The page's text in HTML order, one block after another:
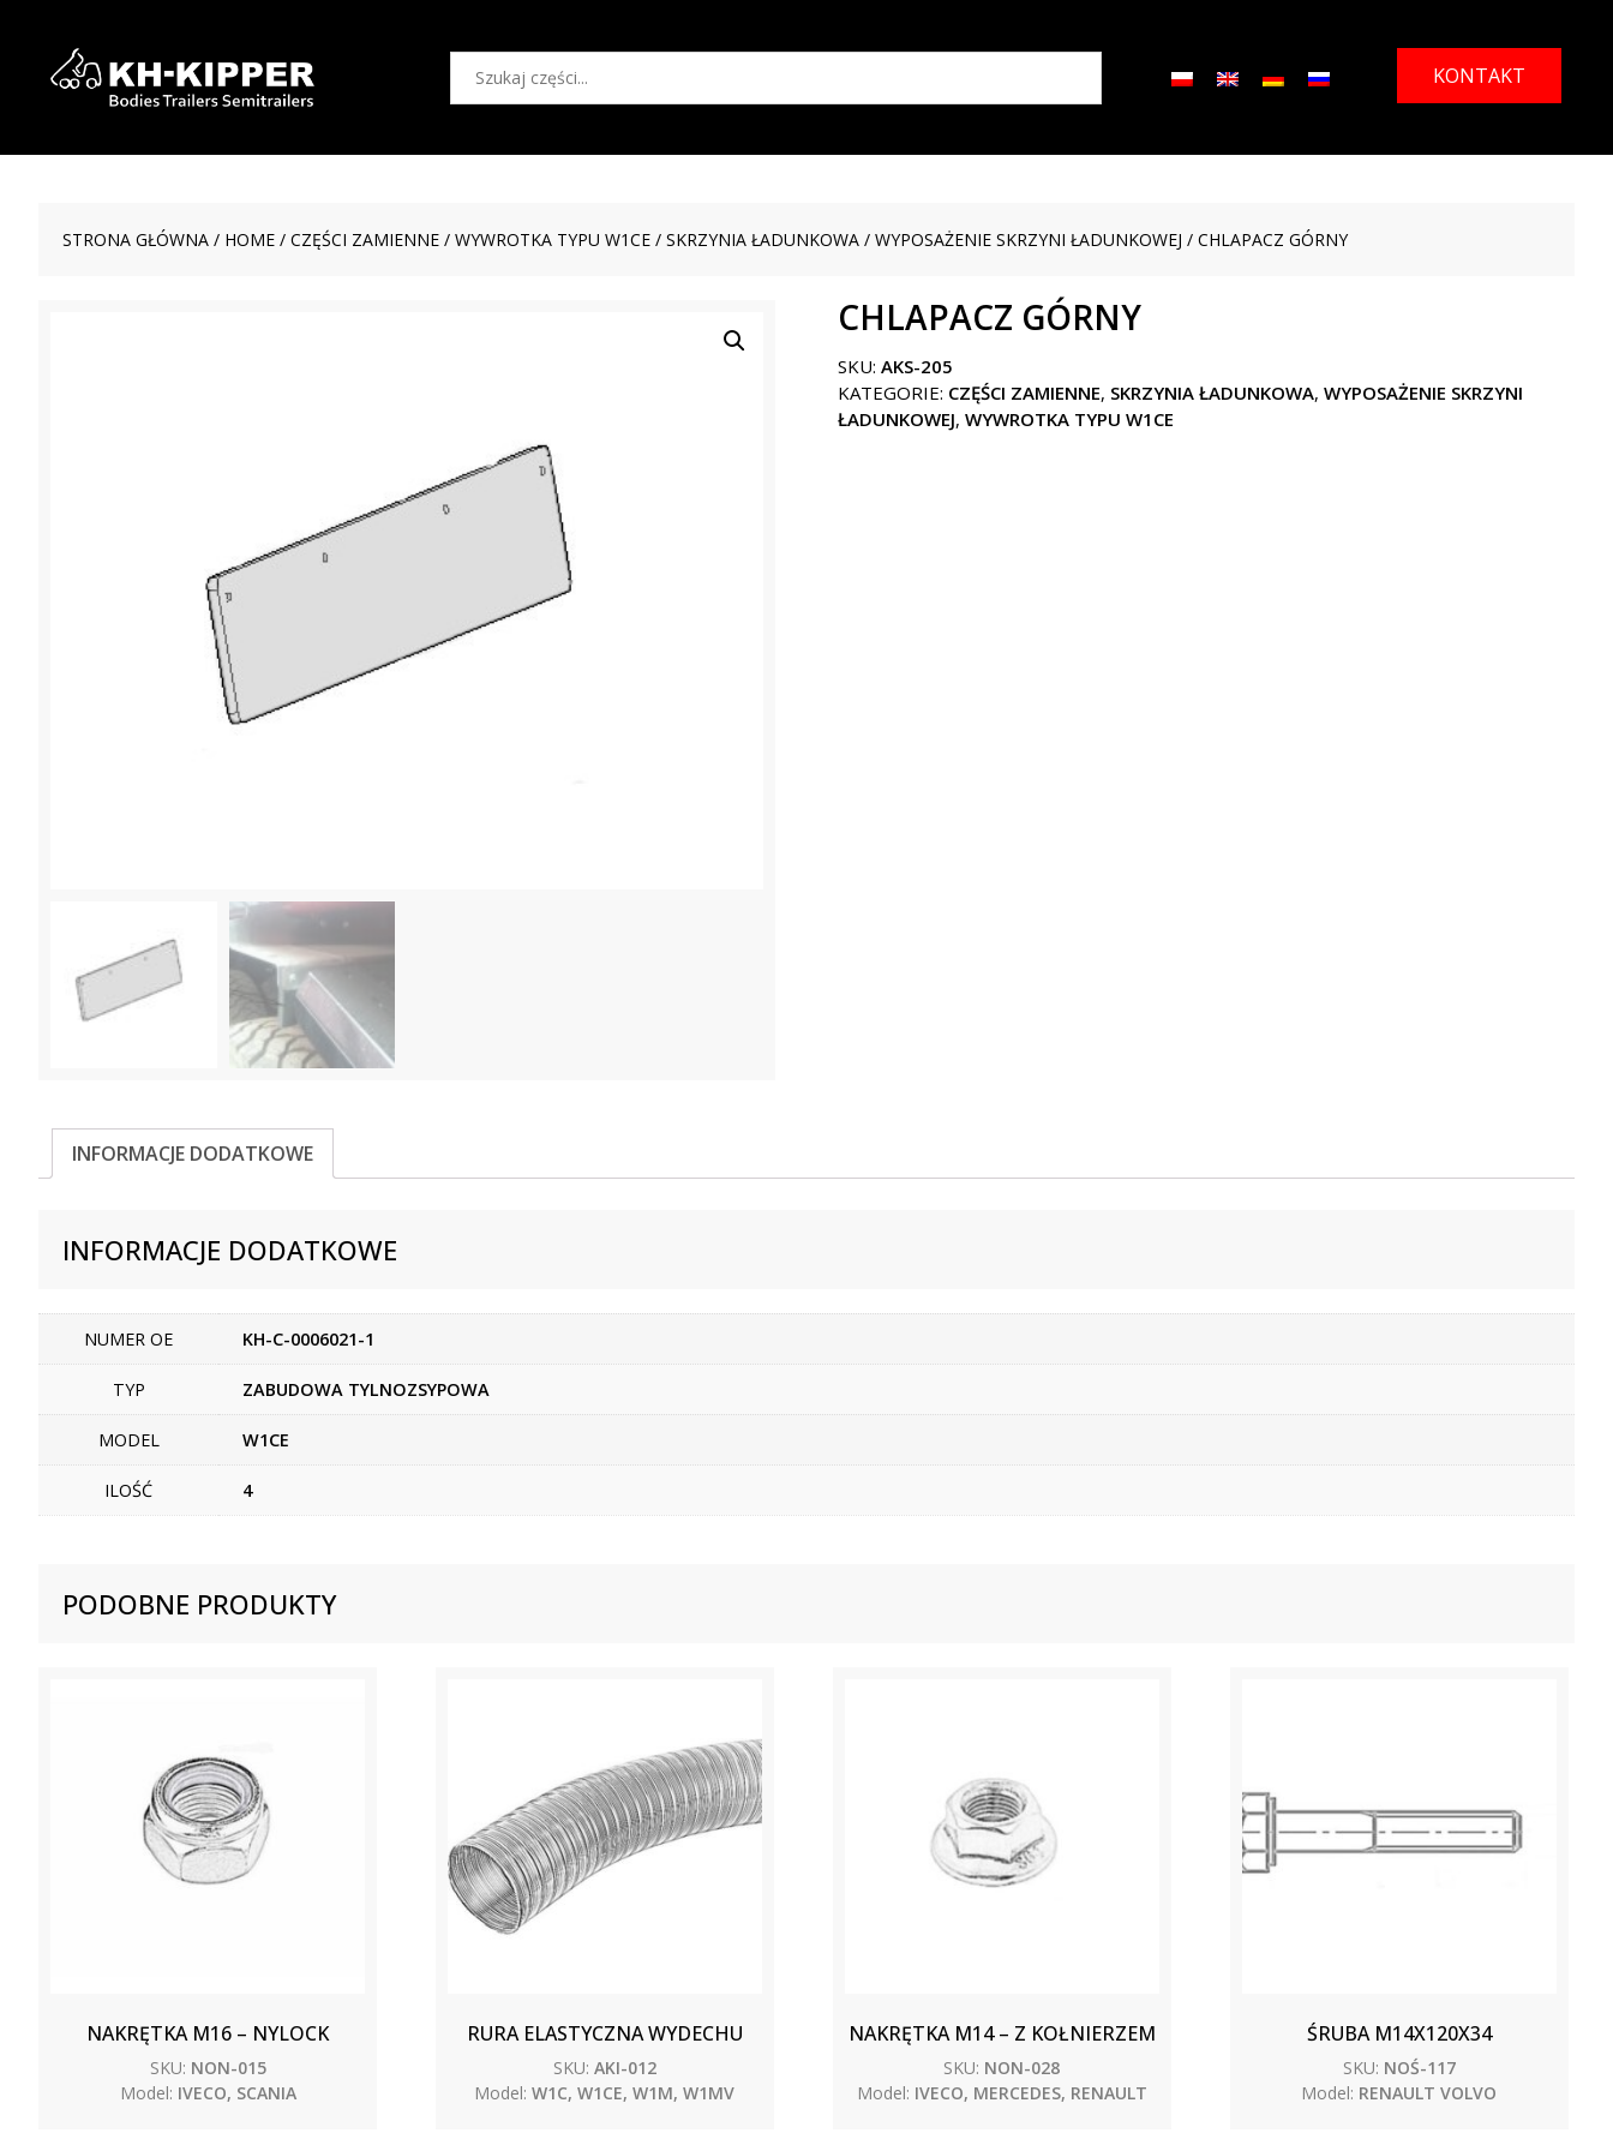
KONTAKT
STRONA GŁÓWNA / HOME / CZĘŚCI ZAMIENNE / WYWROTKA TYPU W1CE / SKRZYNIA ŁADUNKOWA / WYPOSAŻENIE SKRZYNI ŁADUNKOWEJ / CHLAPACZ GÓRNY
CHLAPACZ GÓRNY
SKU: AKS-205
KATEGORIE: CZĘŚCI ZAMIENNE, SKRZYNIA ŁADUNKOWA, WYPOSAŻENIE SKRZYNI
ŁADUNKOWEJ, WYWROTKA TYPU W1CE
INFORMACJE DODATKOWE
INFORMACJE DODATKOWE
NUMER OE KH-C-0006021-1
TYP ZABUDOWA TYLNOZSYPOWA
MODEL W1CE
ILOŚĆ 4
PODOBNE PRODUKTY
NAKRĘTKA M16 – NYLOCK
SKU: NON-015
Model: IVECO, SCANIA
RURA ELASTYCZNA WYDECHU
SKU: AKI-012
Model: W1C, W1CE, W1M, W1MV
NAKRĘTKA M14 – Z KOŁNIERZEM
SKU: NON-028
Model: IVECO, MERCEDES, RENAULT
ŚRUBA M14X120X34
SKU: NOŚ-117
Model: RENAULT VOLVO